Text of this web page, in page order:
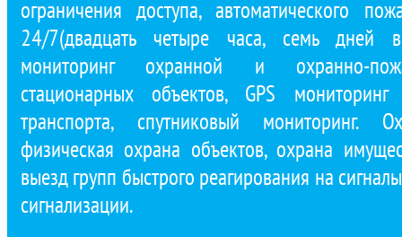
ограничения доступа, автоматического
24/7(двадцать четыре часа, семь дней
мониторинг охранной и охранно-
стационарных объектов, GPS
транспорта, спутниковый мониторинг.
физическая охрана объектов, охрана
выезд групп быстрого реагирования на
сигнализации.